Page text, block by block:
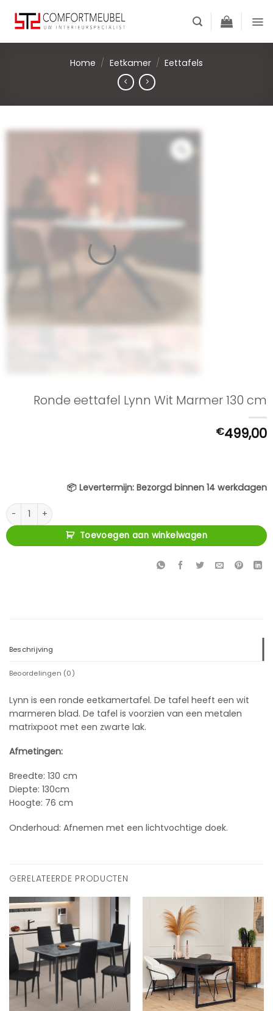
content
Home / Eetkamer / Eettafels
Ronde eettafel Lynn Wit Marmer 130 cm
€499,00
📦 Levertermijn: Bezorgd binnen 14 werkdagen
Ronde eettafel Lynn Wit Marmer 130 cm aantal
Toevoegen aan winkelwagen
Beschrijving
Beoordelingen (0)
Lynn is een ronde eetkamertafel. De tafel heeft een wit
marmeren blad. De tafel is voorzien van een metalen
matrixpoot met een zwarte lak.
Afmetingen:
Breedte: 130 cm
Diepte: 130cm
Hoogte: 76 cm
Onderhoud: Afnemen met een lichtvochtige doek.
GERELATEERDE PRODUCTEN